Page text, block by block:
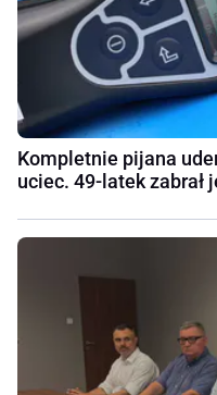
Kompletnie pijana
uciec. 49-latek zabrał